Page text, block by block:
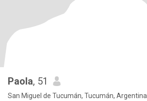
Paola, 51
San Miguel de Tucumán, Tucumán, Argentina